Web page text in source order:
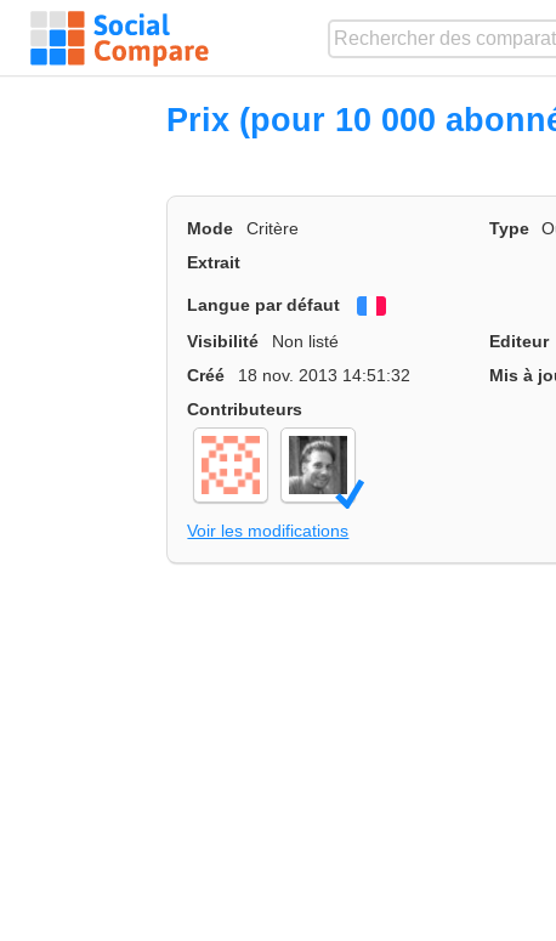
Prix (pour 10 000
Mode Critère Type
Extrait
Langue par défaut
Visibilité
Non listé Editeur
Créé
18 nov. 2013 14:51:32 Mis à
Contributeurs
Voir les modifications